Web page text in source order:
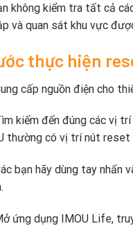
không kiểm tra tất cả
và quan sát khu vực
thực hiện
cấp nguồn điện cho
kiếm đến đúng các vị
thường có vị trí nút
bạn hãy dùng tay nhấn
ứng dụng IMOU Life,